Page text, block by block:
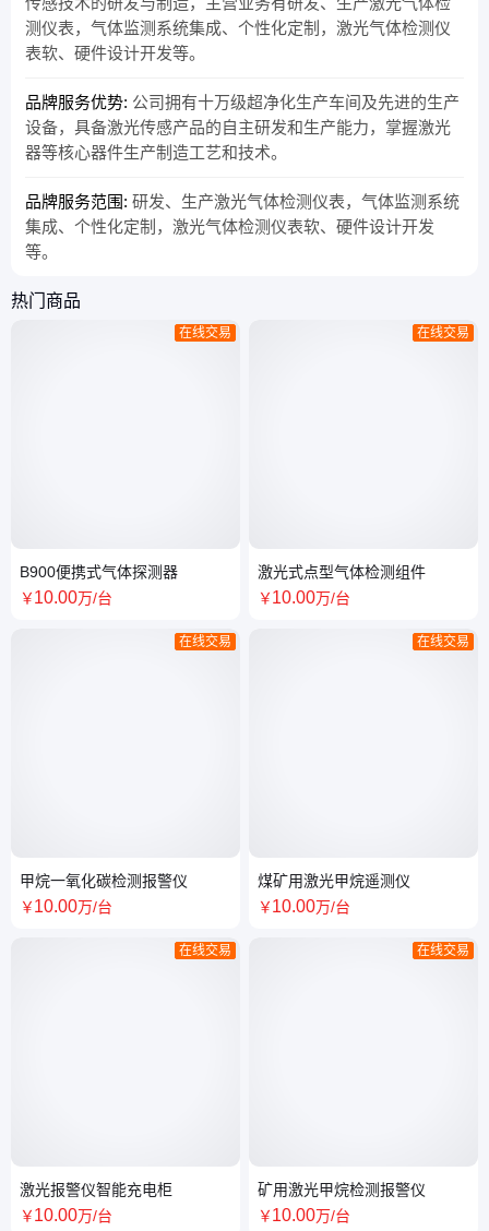
测仪表，气体监测系统集成、个性化定制，激光气体检测仪
表软、硬件设计开发等。
品牌服务优势: 公司拥有十万级超净化生产车间及先进的生产
设备，具备激光传感产品的自主研发和生产能力，掌握激光
器等核心器件生产制造工艺和技术。
品牌服务范围: 研发、生产激光气体检测仪表，气体监测系统
集成、个性化定制，激光气体检测仪表软、硬件设计开发
等。
热门商品
在线交易
B900便携式气体探测器
￥10.00万/台
在线交易
甲烷一氧化碳检测报警仪
￥10.00万/台
在线交易
激光报警仪智能充电柜
￥10.00万/台
在线交易
激光式点型气体检测组件
￥10.00万/台
在线交易
煤矿用激光甲烷遥测仪
￥10.00万/台
在线交易
矿用激光甲烷检测报警仪
￥10.00万/台